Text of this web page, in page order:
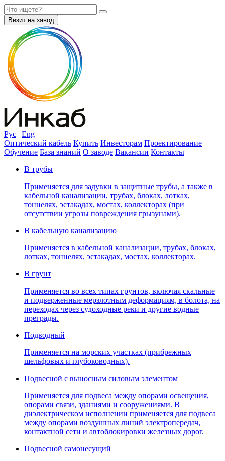
Визит на завод
Рус | Eng
Оптический кабель Купить Инвесторам Проектирование
Обучение База знаний О заводе Вакансии Контакты
В трубы
Применяется для задувки в защитные трубы, а также в
кабельной канализации, трубах, блоках, лотках,
тоннелях, эстакадах, мостах, коллекторах (при
отсутствии угрозы повреждения грызунами).
В кабельную канализацию
Применяется в кабельной канализации, трубах, блоках,
лотках, тоннелях, эстакадах, мостах, коллекторах.
В грунт
Применяется во всех типах грунтов, включая скальные
и подверженные мерзлотным деформациям, в болота, на
переходах через судоходные реки и другие водные
преграды.
Подводный
Применяется на морских участках (прибрежных
шельфовых и глубоководных).
Подвесной с выносным силовым элементом
Применяется для подвеса между опорами освещения,
опорами связи, зданиями и сооружениями. В
диэлектрическом исполнении применяется для подвеса
между опорами воздушных линий электропередач,
контактной сети и автоблокировки железных дорог.
Подвесной самонесущий